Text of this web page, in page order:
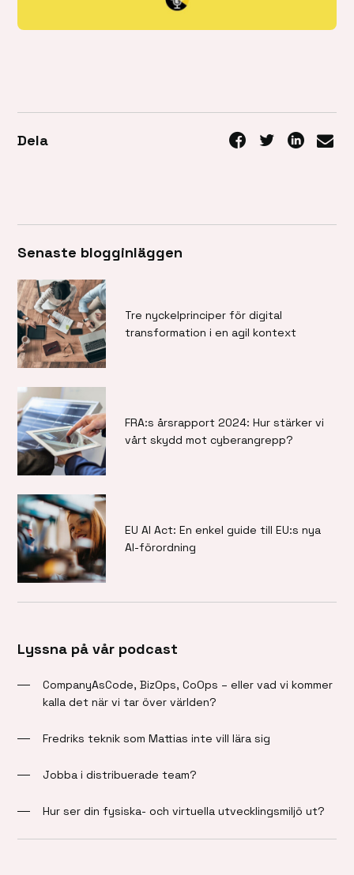
Dela
Senaste blogginläggen
Tre nyckelprinciper för digital
transformation i en agil kontext
FRA:s årsrapport 2024: Hur stärker vi
vårt skydd mot cyberangrepp?
EU AI Act: En enkel guide till EU:s nya
AI-förordning
Lyssna på vår podcast
CompanyAsCode, BizOps, CoOps – eller vad vi kommer
kalla det när vi tar över världen?
Fredriks teknik som Mattias inte vill lära sig
Jobba i distribuerade team?
Hur ser din fysiska- och virtuella utvecklingsmiljö ut?